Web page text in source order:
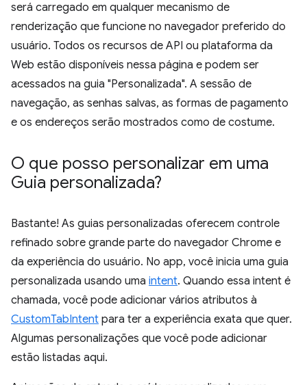
será carregado em qualquer mecanismo de
renderização que funcione no navegador preferido do
usuário. Todos os recursos de API ou plataforma da
Web estão disponíveis nessa página e podem ser
acessados na guia "Personalizada". A sessão de
navegação, as senhas salvas, as formas de pagamento
e os endereços serão mostrados como de costume.
O que posso personalizar em uma
Guia personalizada?
Bastante! As guias personalizadas oferecem controle
refinado sobre grande parte do navegador Chrome e
da experiência do usuário. No app, você inicia uma guia
personalizada usando uma intent. Quando essa intent é
chamada, você pode adicionar vários atributos à
CustomTabIntent para ter a experiência exata que quer.
Algumas personalizações que você pode adicionar
estão listadas aqui.